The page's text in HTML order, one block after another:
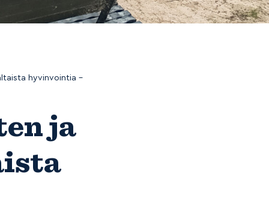
hyvinvointia –
ja